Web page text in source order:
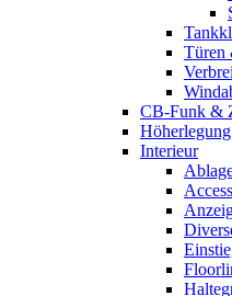
Türen
CB-Funk &
Höherlegung
Interieur